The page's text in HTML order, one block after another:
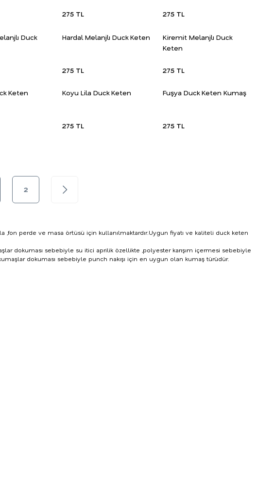
275 TL 275 TL
Duck
Hardal Melanjlı Duck Keten
275 TL
Kiremit Melanjlı Duck
Keten
275 TL
Keten Koyu Lila Duck Keten
275 TL
Fuşya Duck Keten Kumaş
275 TL
2
perde ve masa örtüsü için kullanılmaktardır.Uygun fiyatı ve kaliteli duck keten
dokuması sebebiyle su itici aprilik özellikte ,polyester karışım içermesi sebebiyle
dokuması sebebiyle punch nakışı için en uygun olan kumaş türüdür.